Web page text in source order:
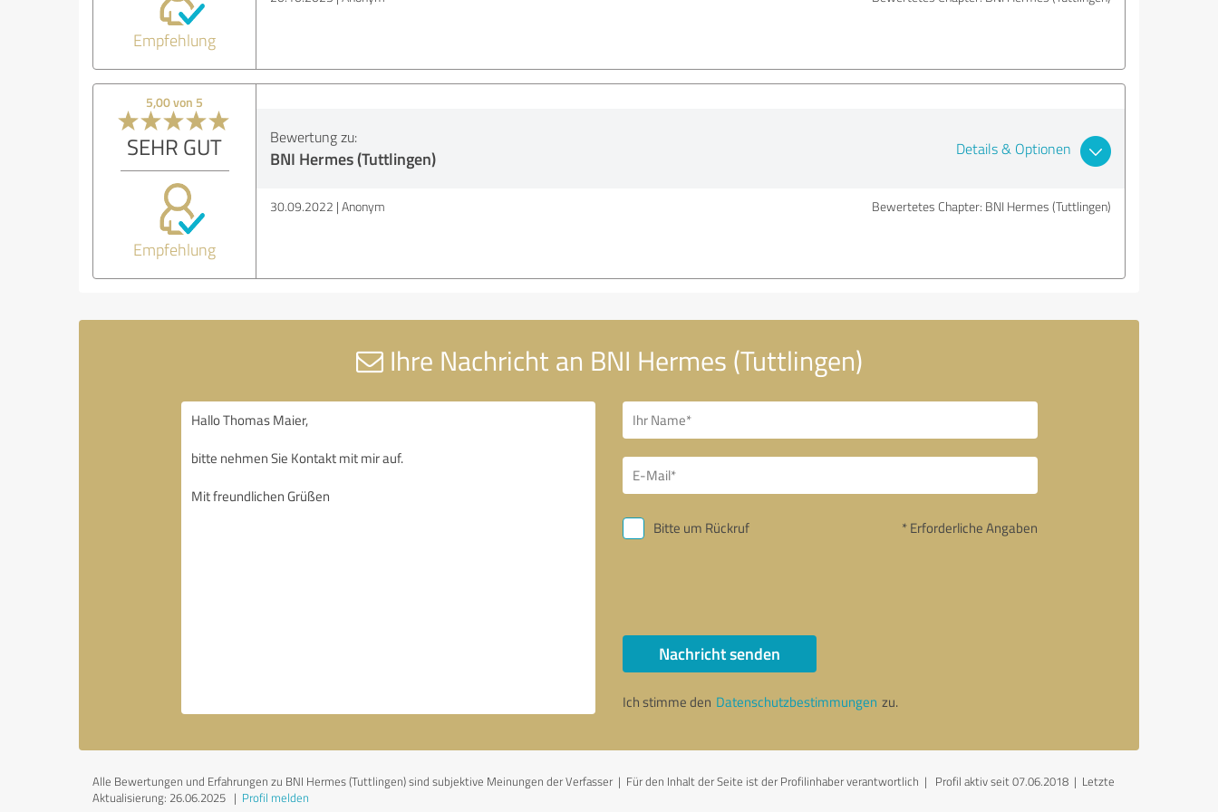
Empfehlung
5,00 von 5
SEHR GUT
Empfehlung
Bewertung zu:
BNI Hermes (Tuttlingen) Details & Optionen
30.09.2022 Anonym Bewertetes Chapter: BNI Hermes (Tuttlingen)
Ihre Nachricht an BNI Hermes (Tuttlingen)
Bitte um Rückruf * Erforderliche Angaben
Nachricht senden
Ich stimme den Datenschutzbestimmungen zu.
Alle Bewertungen und Erfahrungen zu BNI Hermes (Tuttlingen) sind subjektive Meinungen der Verfasser | Für den Inhalt der Seite ist der Profilinhaber verantwortlich | Profil aktiv seit 07.06.2018 | Letzte
Aktualisierung: 26.06.2025 | Profil melden